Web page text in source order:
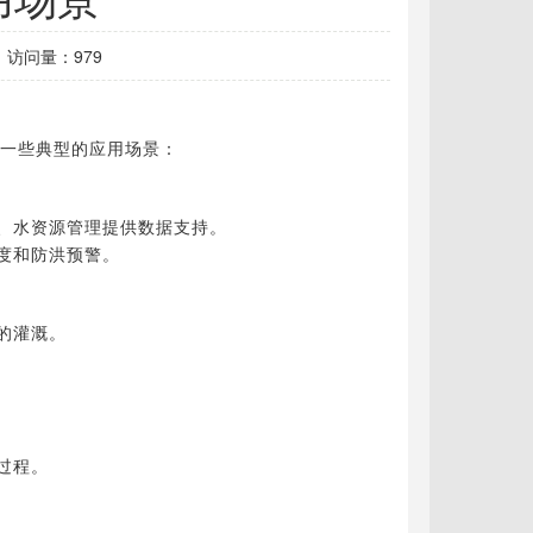
访问量：979
些典型的应用场景：
资源管理提供数据支持。
防洪预警。
溉。
。